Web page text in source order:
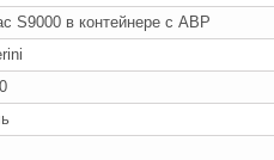
S9000 в контейнере с АВР